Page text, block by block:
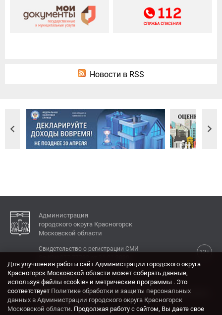
Новости в RSS
Администрация
городского округа Красногорск
Московской области
12+
Свидетельство о регистрации СМИ
КОНТАКТЫ
Адрес: 143404, Московская область, г. Красногорск,
ул. Ленина, дом 4.
Для улучшения работы сайт Администрации городского округа
Красногорск Московской области может собирать данные,
используя файлы «cookie» и метрические программы . Это
соответствует Политике обработки и защиты персональных
данных в Администрации городского округа Красногорск
Московской области. Продолжая работу с сайтом, Вы даете свое